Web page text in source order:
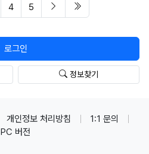
4 5 다음 페이지
로그인
정보찾기
개인정보 처리방침
1:1 문의
PC 버전